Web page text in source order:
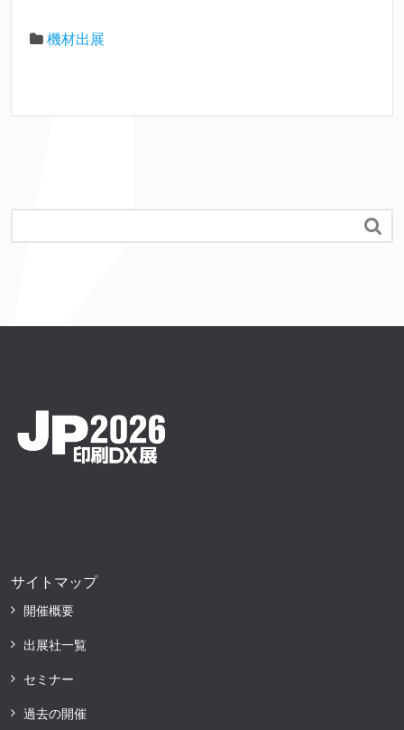
機材出展

サイトマップ
開催概要
出展社一覧
セミナー
過去の開催